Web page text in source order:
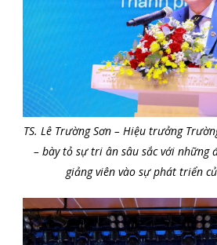
TS. Lê Trường Sơn – Hiệu trưởng
– bày tỏ sự tri ân sâu sắc với những
giảng viên vào sự phát triển